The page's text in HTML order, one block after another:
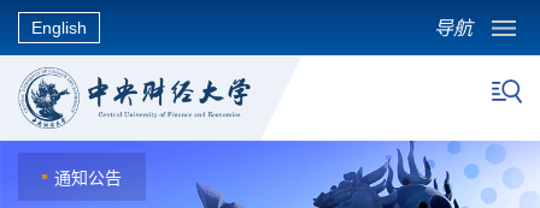
English 导航
通知公告